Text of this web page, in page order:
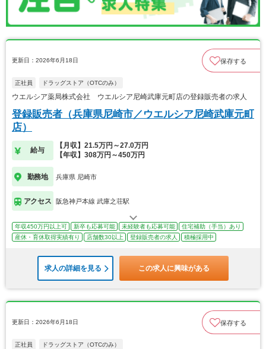
更新日：2026年6月18日 保存する
正社員 ドラッグストア（OTCのみ）
ウエルシア薬局株式会社 ウエルシア尼崎武庫元町店の登録販売者の求人
登録販売者（兵庫県尼崎市／ウエルシア尼崎武庫元町
店）
給与
【月収】21.5万円～27.0万円
【年収】308万円～450万円
勤務地 兵庫県 尼崎市
アクセス 阪急神戸本線 武庫之荘駅
年収450万円以上可 新卒も応募可能 未経験者も応募可能
住宅補助（手当）あり
産休・育休取得実績有り
店舗数30以上 登録販売者の求人 積極採用中
求人の詳細を見る この求人に興味がある
更新日：2026年6月18日 保存する
正社員 ドラッグストア（OTCのみ）